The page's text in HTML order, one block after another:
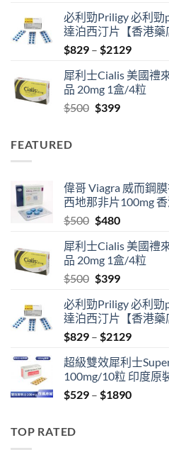
was:
$500.
is:
$480.
必利勁Priligy 必利
達泊西汀片【香港藥
$829 – $2129Price
$829
through
犀利士Cialis 美國禮
品 20mg 1盒/4粒
$500 Original
$399Current
FEATURED
偉哥 Viagra 威而鋼
西地那非片100mg
$500 Original
was:
$500.
$480Current
is:
$480.
犀利士Cialis 美國禮
品 20mg 1盒/4粒
$500 Original
was:
$500.
$399Current
is:
$399.
必利勁Priligy 必利
達泊西汀片【香港藥
$829 – $2129Price
$829
$2129
超級雙效犀利士
100mg/10粒 印度原
$529 – $1890Price
TOP RATED